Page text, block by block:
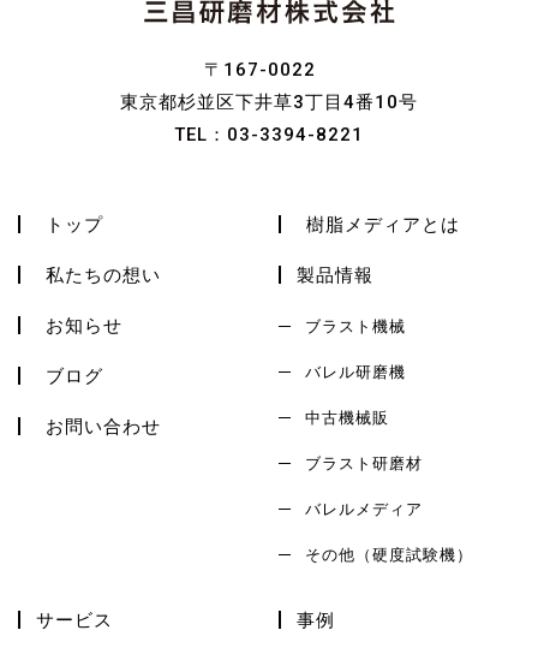
〒167-0022
東京都杉並区下井草3丁目4番10号
TEL： 03-3394-8221
トップ
私たちの想い
お知らせ
ブログ
お問い合わせ
樹脂メディアとは
製品情報
ブラスト機械
バレル研磨機
中古機械販
ブラスト研磨材
バレルメディア
その他（硬度試験機）
サービス 事例